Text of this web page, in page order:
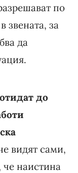
по
звената, за
да
до
видят сами,
че наистина